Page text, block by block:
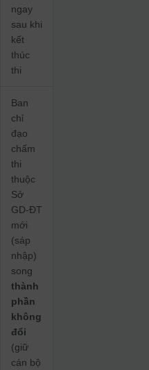
ngay
sau khi
kết
thúc
thi
Ban
chỉ
đạo
chấm
thi
thuộc
Sở
GD‑ĐT
mới
(sáp
nhập)
song
thành
phần
không
đổi
(giữ
cán bộ